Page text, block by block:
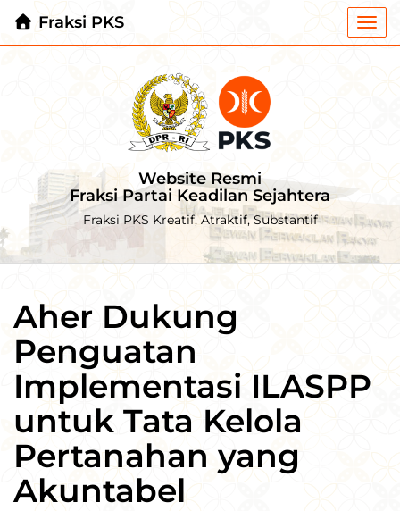
Fraksi PKS
Website Resmi
Fraksi Partai Keadilan Sejahtera
Fraksi PKS Kreatif, Atraktif, Substantif
Aher Dukung
Penguatan
Implementasi ILASPP
untuk Tata Kelola
Pertanahan yang
Akuntabel